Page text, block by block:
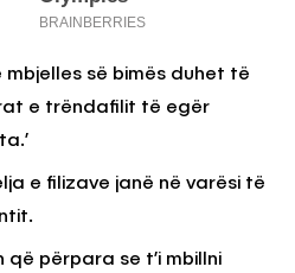
së bimës duhet të
e trëndafilit të egër
e filizave janë në varësi të
që përpara se t’i mbillni